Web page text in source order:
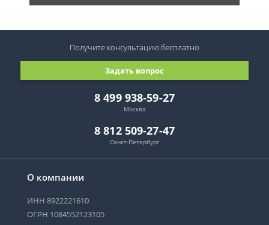
О компании
ИНН 8922221610
ОГРН 1084552123105
8 499 938-59-27
Москва
8 812 509-27-47
Санкт-Петербург
Задать вопрос
Получите консультациюбесплатно